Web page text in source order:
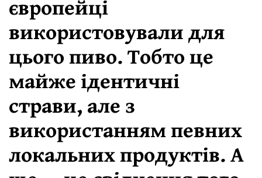
європейці
використовували для
цього пиво. Тобто це
майже ідентичні
страви, але з
використанням певних
локальних продуктів. А